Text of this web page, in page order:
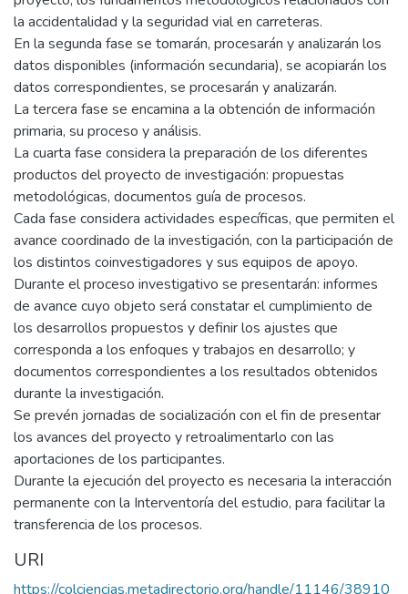
la accidentalidad y la seguridad vial en carreteras.
En la segunda fase se tomarán, procesarán y analizarán los
datos disponibles (información secundaria), se acopiarán los
datos correspondientes, se procesarán y analizarán.
La tercera fase se encamina a la obtención de información
primaria, su proceso y análisis.
La cuarta fase considera la preparación de los diferentes
productos del proyecto de investigación: propuestas
metodológicas, documentos guía de procesos.
Cada fase considera actividades específicas, que permiten el
avance coordinado de la investigación, con la participación de
los distintos coinvestigadores y sus equipos de apoyo.
Durante el proceso investigativo se presentarán: informes
de avance cuyo objeto será constatar el cumplimiento de
los desarrollos propuestos y definir los ajustes que
corresponda a los enfoques y trabajos en desarrollo; y
documentos correspondientes a los resultados obtenidos
durante la investigación.
Se prevén jornadas de socialización con el fin de presentar
los avances del proyecto y retroalimentarlo con las
aportaciones de los participantes.
Durante la ejecución del proyecto es necesaria la interacción
permanente con la Interventoría del estudio, para facilitar la
transferencia de los procesos.
URI
https://colciencias.metadirectorio.org/handle/11146/38910